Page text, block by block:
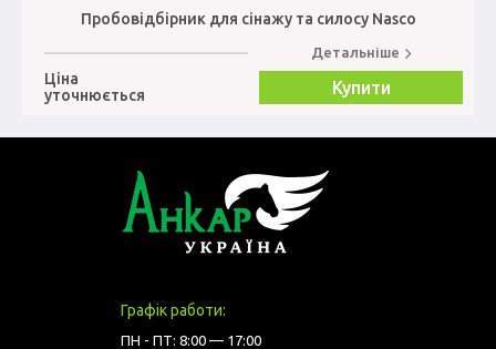
Пробовідбірник для сінажу та силосу Nasco
Ціна
уточнюється
Детальніше
Купити
Графік работи:
ПН - ПТ: 8:00 — 17:00